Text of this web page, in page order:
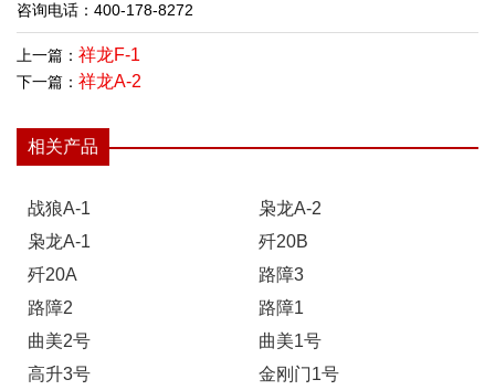
咨询电话：400-178-8272
上一篇： 祥龙F-1
下一篇： 祥龙A-2
相关产品
战狼A-1
枭龙A-2
枭龙A-1
歼20B
歼20A
路障3
路障2
路障1
曲美2号
曲美1号
高升3号
金刚门1号